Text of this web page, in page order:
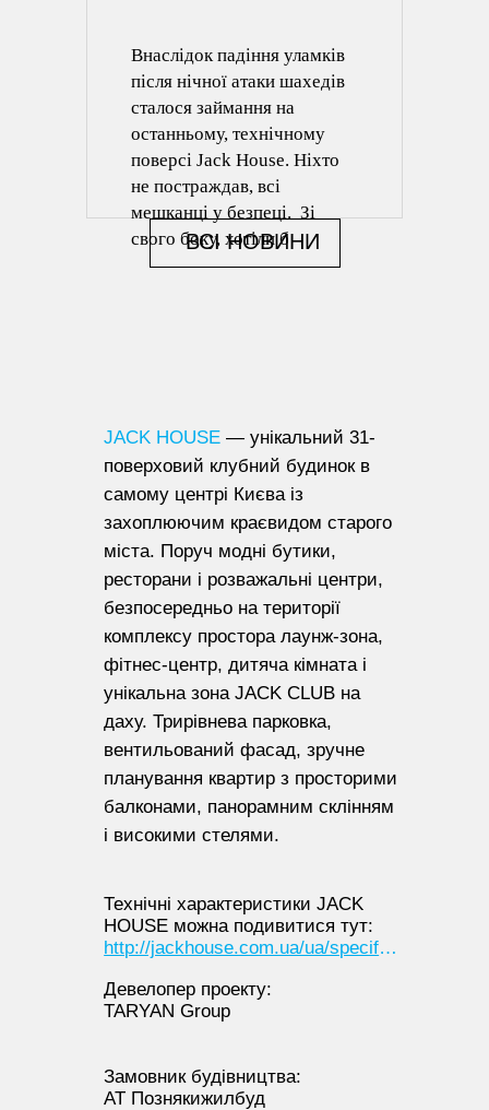
Внаслідок падіння уламків
після нічної атаки шахедів
сталося займання на
останньому, технічному
поверсі Jack House. Ніхто
не постраждав, всі
мешканці у безпеці. Зі
свого боку, хотіли б
виразити велику подяку
відмінно.
ВСІ НОВИНИ
JACK HOUSE — унікальний 31-
поверховий клубний будинок в
самому центрі Києва із
захоплюючим краєвидом старого
міста. Поруч модні бутики,
ресторани і розважальні центри,
безпосередньо на території
комплексу простора лаунж-зона,
фітнес-центр, дитяча кімната і
унікальна зона JACK CLUB на
даху. Трирівнева парковка,
вентильований фасад, зручне
планування квартир з просторими
балконами, панорамним склінням
і високими стелями.
Технічні характеристики JACK
HOUSE можна подивитися тут:
http://jackhouse.com.ua/ua/specifications
Девелопер проекту:
TARYAN Group
Замовник будівництва:
АТ Познякижилбуд